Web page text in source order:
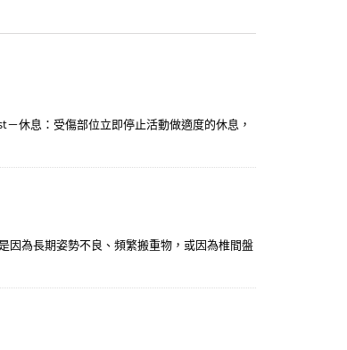
休息：受傷部位立即停止活動做適度的休息，
因為長期姿勢不良、頻繁搬重物，或因為椎間盤